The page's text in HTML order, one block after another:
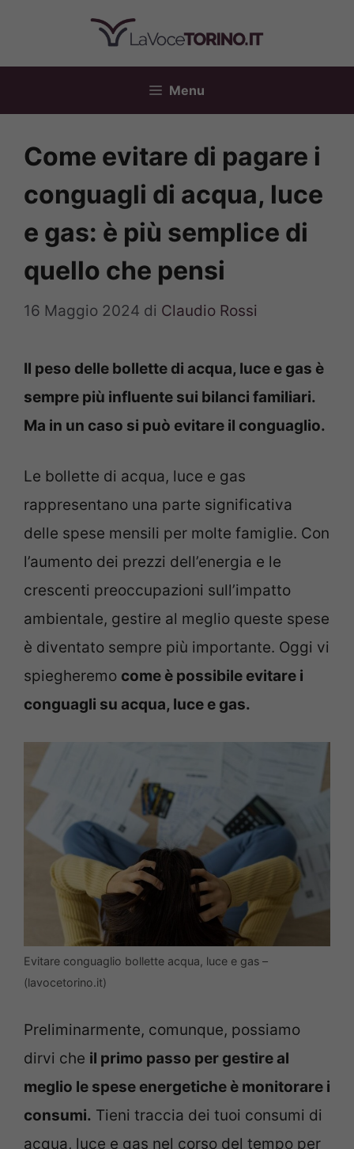
contenuto
Menu
Come evitare di pagare i
conguagli di acqua, luce
e gas: è più semplice di
quello che pensi
16 Maggio 2024 di Claudio Rossi
Il peso delle bollette di acqua, luce e gas è
sempre più influente sui bilanci familiari.
Ma in un caso si può evitare il conguaglio.
Le bollette di acqua, luce e gas
rappresentano una parte significativa
delle spese mensili per molte famiglie. Con
l’aumento dei prezzi dell’energia e le
crescenti preoccupazioni sull’impatto
ambientale, gestire al meglio queste spese
è diventato sempre più importante. Oggi vi
spiegheremo come è possibile evitare i
conguagli su acqua, luce e gas.
Evitare conguaglio bollette acqua, luce e gas –
(lavocetorino.it)
Preliminarmente, comunque, possiamo
dirvi che il primo passo per gestire al
meglio le spese energetiche è monitorare i
consumi. Tieni traccia dei tuoi consumi di
acqua, luce e gas nel corso del tempo per